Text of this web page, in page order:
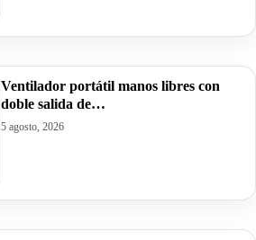
Ventilador portátil manos libres con
doble salida de…
5 agosto, 2026